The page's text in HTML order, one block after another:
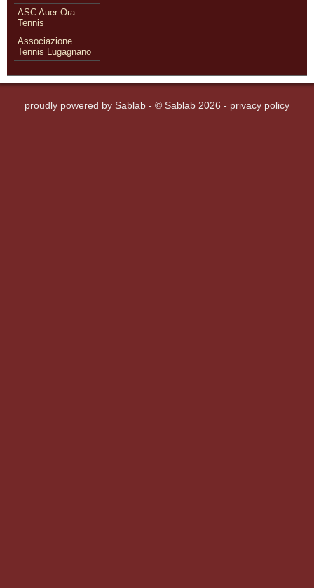
ASC Auer Ora
Tennis
Associazione
Tennis Lugagnano
proudly powered by Sablab - © Sablab 2026 - privacy policy